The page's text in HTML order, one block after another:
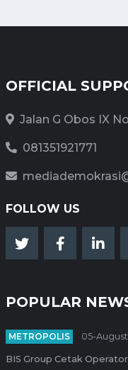
OFFICIAL
Jalan G Obos IX
081351921771
FOLLOW US
POPULAR
METROPOLIS 05-
BIS Group Cetak Operator